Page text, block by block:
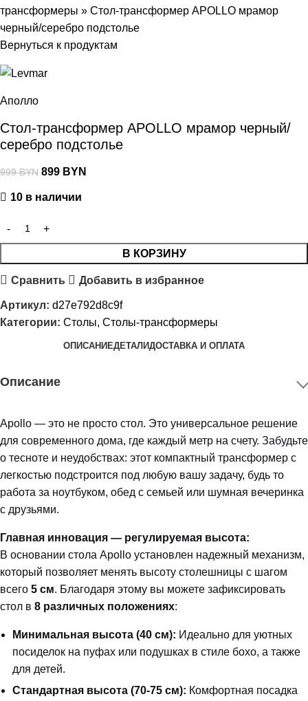
трансформеры » Стол-трансформер APOLLO мрамор
черный/серебро подстолье
Вернуться к продуктам
Аполло
Стол-трансформер APOLLO мрамор черный/
серебро подстолье
999BYN 899 BYN
10 в наличии
В КОРЗИНУ
Сравнить Добавить в избранное
Артикул: d27e792d8c9f
Категории: Столы, Столы-трансформеры
ОПИСАНИЕДЕТАЛИДОСТАВКА И ОПЛАТА
Описание
Apollo — это не просто стол. Это универсальное решение
для современного дома, где каждый метр на счету. Забудьте
о тесноте и неудобствах: этот компактный трансформер с
легкостью подстроится под любую вашу задачу, будь то
работа за ноутбуком, обед с семьей или шумная вечеринка
с друзьями.
Главная инновация — регулируемая высота:
В основании стола Apollo установлен надежный механизм,
который позволяет менять высоту столешницы с шагом
всего 5 см. Благодаря этому вы можете зафиксировать
стол в 8 различных положениях:
Минимальная высота (40 см): Идеально для уютных
посиделок на пуфах или подушках в стиле бохо, а также
для детей.
Стандартная высота (70-75 см): Комфортная посадка